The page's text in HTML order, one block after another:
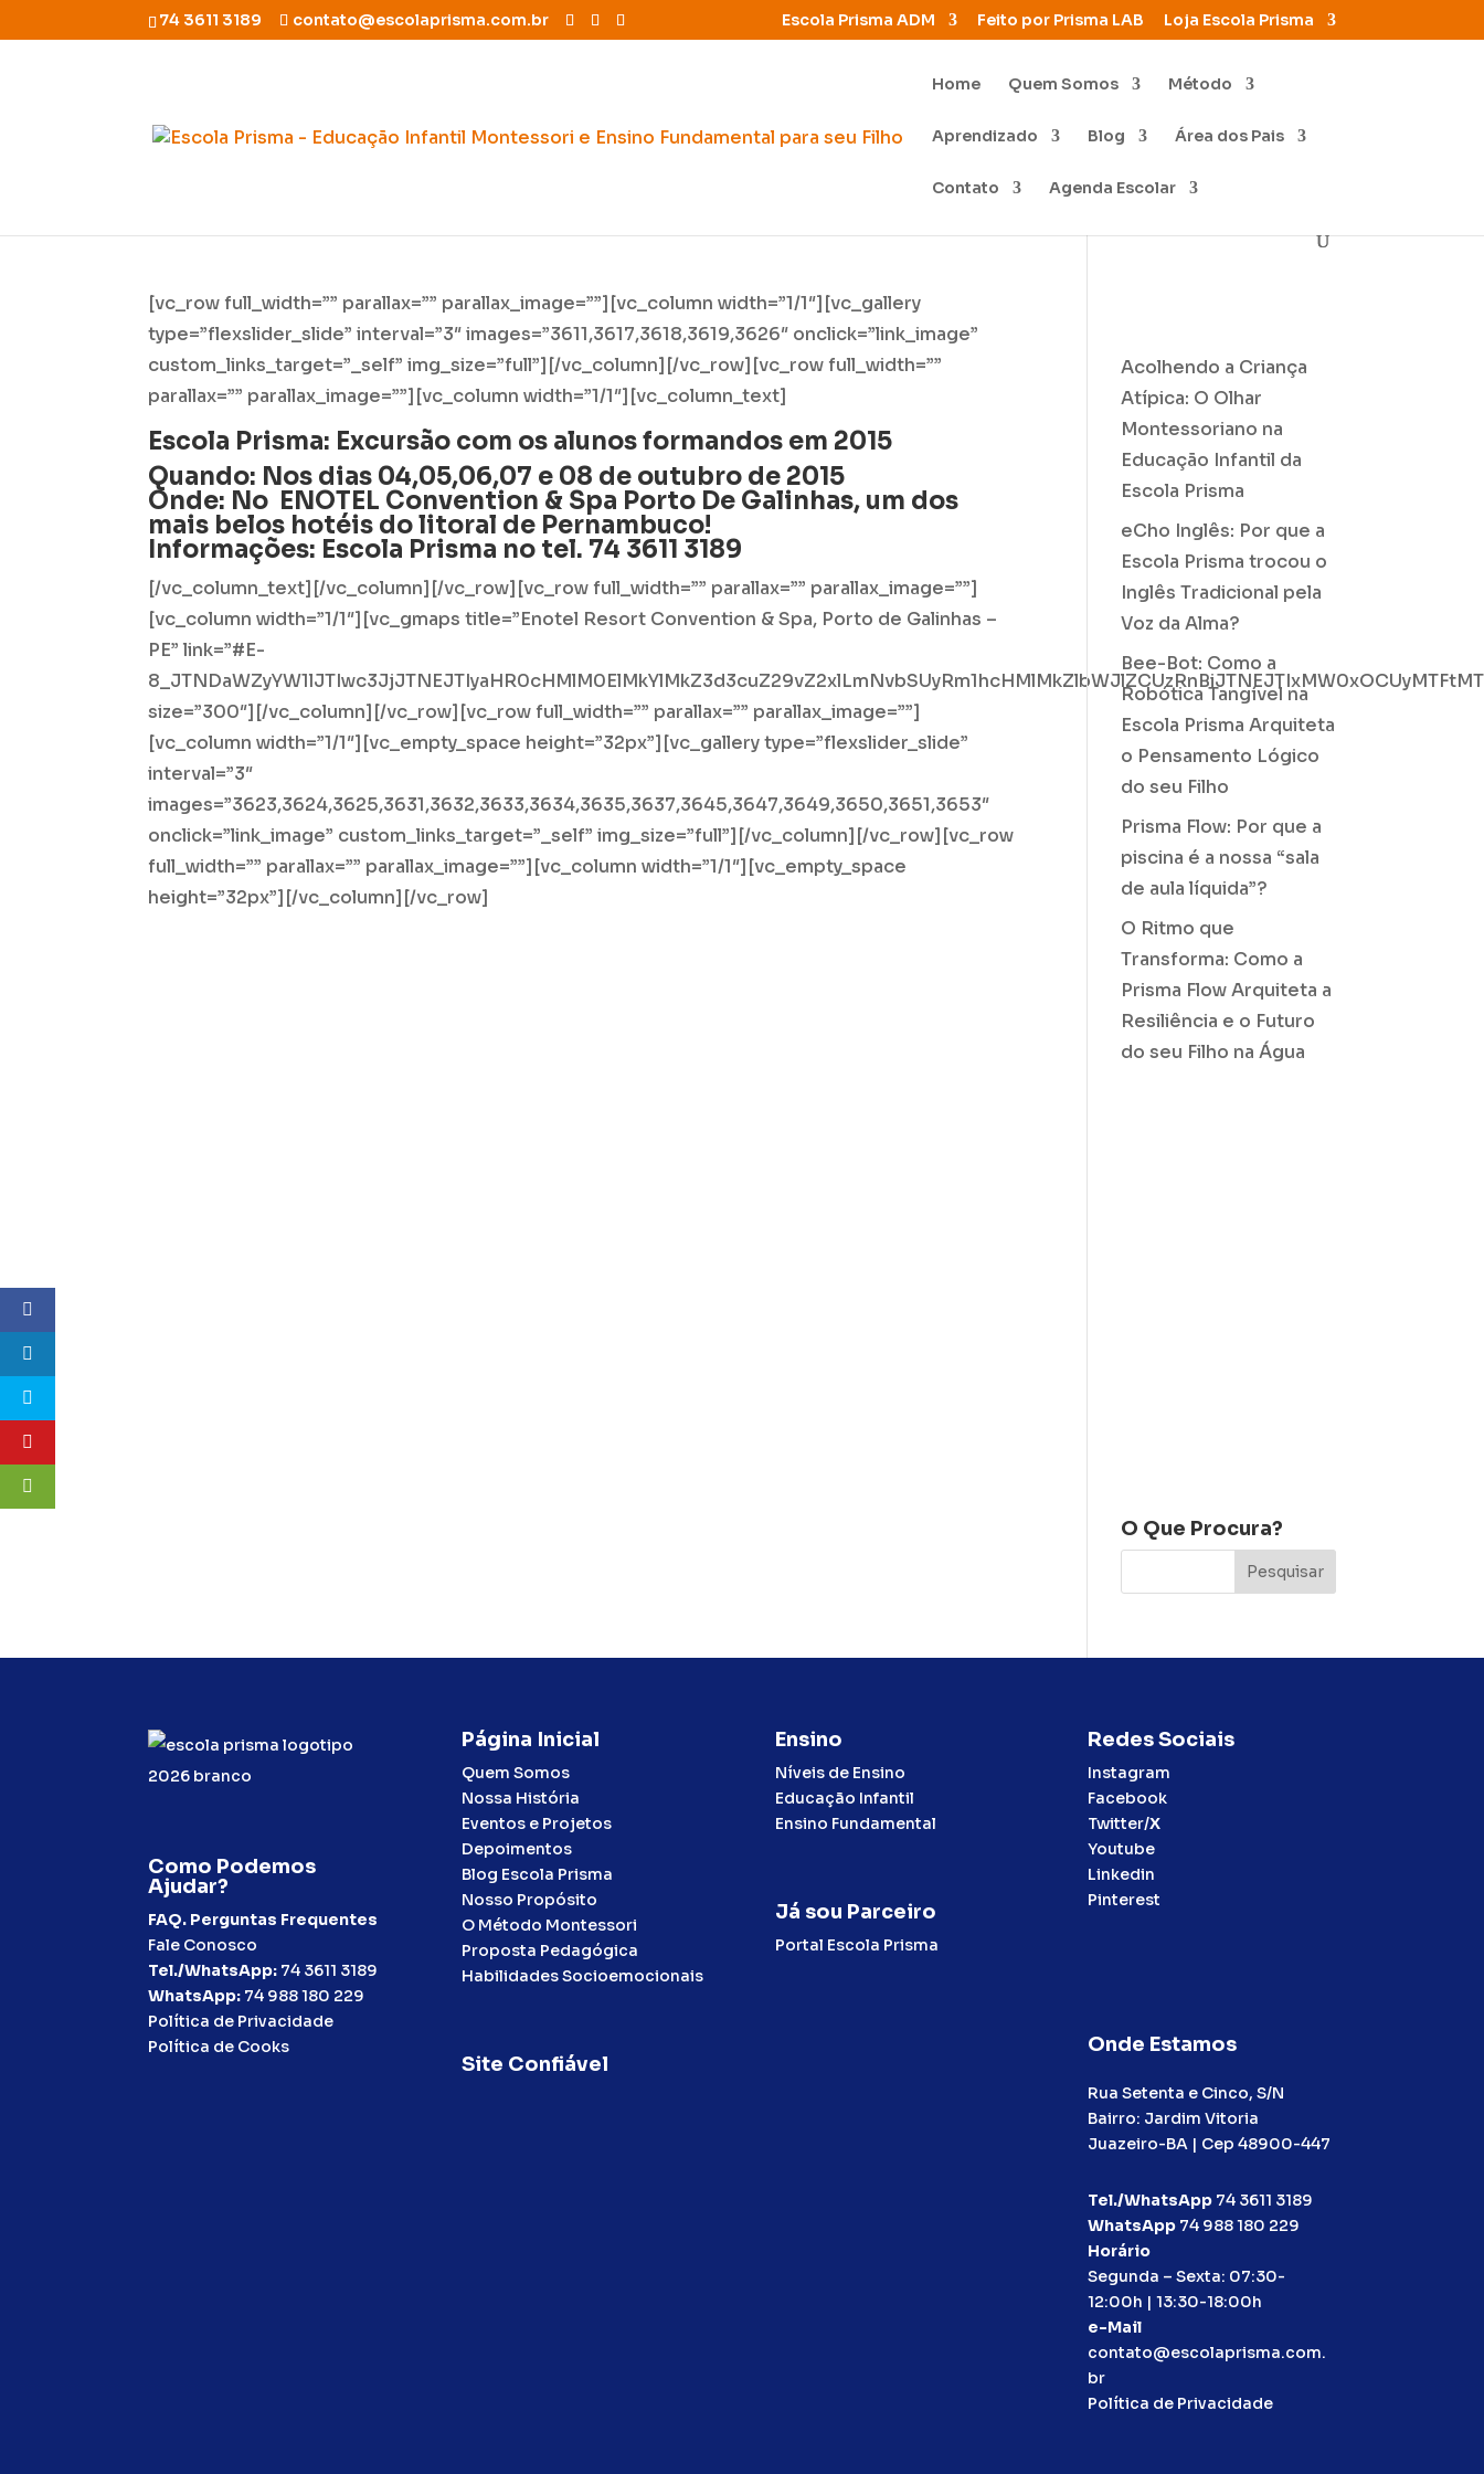
74 3611 3189 contato@escolaprisma.com.br Escola Prisma ADM Feito por Prisma LAB Loja Escola Prisma
Home Quem Somos Método
Aprendizado Blog Área dos Pais
Contato Agenda Escolar
[vc_row full_width=”” parallax=”” parallax_image=””][vc_column width=”1/1″][vc_gallery
type=”flexslider_slide” interval=”3″ images=”3611,3617,3618,3619,3626″ onclick=”link_image”
custom_links_target=”_self” img_size=”full”][/vc_column][/vc_row][vc_row full_width=””
parallax=”” parallax_image=””][vc_column width=”1/1″][vc_column_text]
Escola Prisma: Excursão com os alunos formandos em 2015
Quando: Nos dias 04,05,06,07 e 08 de outubro de 2015
Onde: No ENOTEL Convention & Spa Porto De Galinhas, um dos
mais belos hotéis do litoral de Pernambuco!
Informações: Escola Prisma no tel. 74 3611 3189
[/vc_column_text][/vc_column][/vc_row][vc_row full_width=”” parallax=”” parallax_image=””]
[vc_column width=”1/1″][vc_gmaps title=”Enotel Resort Convention & Spa, Porto de Galinhas –
PE” link=”#E-
size=”300″][/vc_column][/vc_row][vc_row full_width=”” parallax=”” parallax_image=””]
[vc_column width=”1/1″][vc_empty_space height=”32px”][vc_gallery type=”flexslider_slide”
interval=”3″
images=”3623,3624,3625,3631,3632,3633,3634,3635,3637,3645,3647,3649,3650,3651,3653″
onclick=”link_image” custom_links_target=”_self” img_size=”full”][/vc_column][/vc_row][vc_row
full_width=”” parallax=”” parallax_image=””][vc_column width=”1/1″][vc_empty_space
height=”32px”][/vc_column][/vc_row]
Acolhendo a Criança
Atípica: O Olhar
Montessoriano na
Educação Infantil da
Escola Prisma
eCho Inglês: Por que a
Escola Prisma trocou o
Inglês Tradicional pela
Voz da Alma?
Bee-Bot: Como a
Robótica Tangível na
Escola Prisma Arquiteta
o Pensamento Lógico
do seu Filho
Prisma Flow: Por que a
piscina é a nossa “sala
de aula líquida”?
O Ritmo que
Transforma: Como a
Prisma Flow Arquiteta a
Resiliência e o Futuro
do seu Filho na Água
O Que Procura?
Como Podemos
Ajudar?
FAQ. Perguntas Frequentes
Fale Conosco
Tel./WhatsApp: 74 3611 3189
WhatsApp: 74 988 180 229
Política de Privacidade
Política de Cooks
Página Inicial
Quem Somos
Nossa História
Eventos e Projetos
Depoimentos
Blog Escola Prisma
Nosso Propósito
O Método Montessori
Proposta Pedagógica
Habilidades Socioemocionais
Site Confiável
Ensino
Níveis de Ensino
Educação Infantil
Ensino Fundamental
Já sou Parceiro
Portal Escola Prisma
Redes Sociais
Instagram
Facebook
Twitter/X
Youtube
Linkedin
Pinterest
Onde Estamos
Rua Setenta e Cinco, S/N
Bairro: Jardim Vitoria
Juazeiro-BA | Cep 48900-447
Tel./WhatsApp 74 3611 3189
WhatsApp 74 988 180 229
Horário
Segunda – Sexta: 07:30-
12:00h | 13:30-18:00h
e-Mail
contato@escolaprisma.com.
br
Política de Privacidade